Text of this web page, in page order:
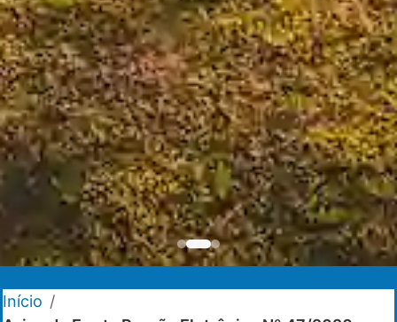
Início /